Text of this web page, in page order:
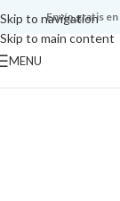
Skip to navigation
Skip to main content
Envío gratis
MENU